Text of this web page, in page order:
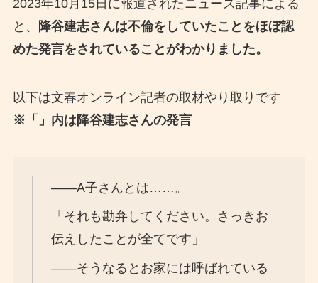
2023年10月15日に報道されたニュース記事による
と、
降谷建志さんは不倫をしていたことをほぼ認
めた発言をされていることがわかりました。
以下は文春オンライン記者の取材やり取りです
※「」内は降谷建志さんの発言
――A子さんとは……。
「それも勘弁してください。さっきお
伝えしたことが全てです」
――そうなるとお家には呼ばれている